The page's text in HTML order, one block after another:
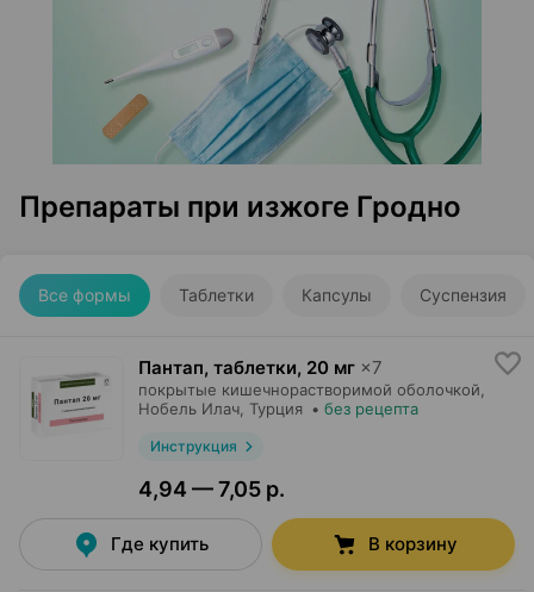
Препараты при изжоге Гродно
Все формы Таблетки Капсулы Суспензия
Пантап, таблетки, 20 мг ×7
покрытые кишечнорастворимой оболочкой,
Нобель Илач , Турция • без рецепта
Инструкция
4,94 — 7,05 р.
Где купить В корзину